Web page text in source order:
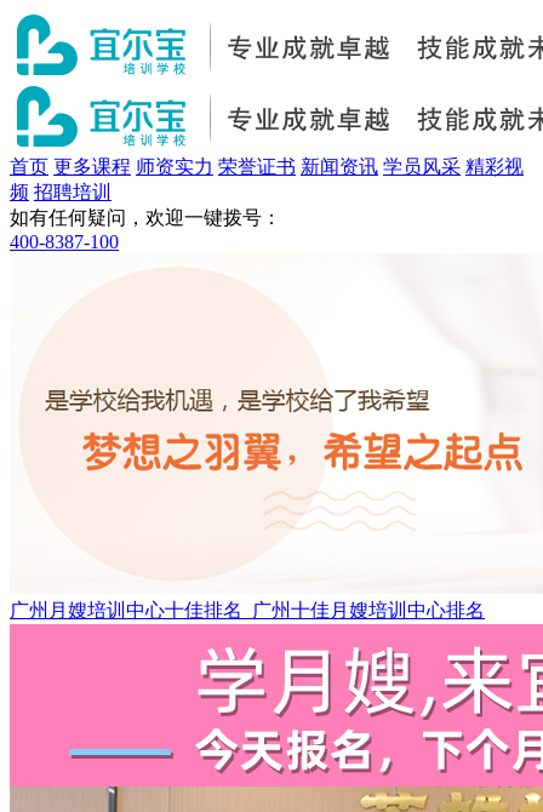
首页 更多课程 师资实力 荣誉证书 新闻资讯 学员风采 精彩视
频 招聘培训
如有任何疑问，欢迎一键拨号：
400-8387-100
广州月嫂培训中心十佳排名_广州十佳月嫂培训中心排名